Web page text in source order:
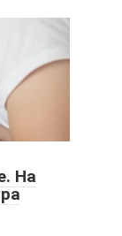
На